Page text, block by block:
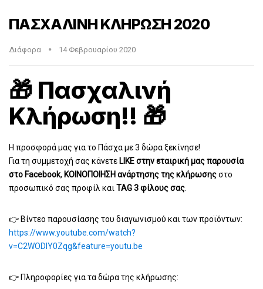
ΠΑΣΧΑΛΙΝΗ ΚΛΗΡΩΣΗ 2020
Διάφορα 14 Φεβρουαρίου 2020
🎁 Πασχαλινή
Κλήρωση!! 🎁
Η προσφορά μας για το Πάσχα με 3 δώρα ξεκίνησε!
Για τη συμμετοχή σας κάνετε LIKE στην εταιρική μας παρουσία
στο Facebook, ΚΟΙΝΟΠΟΙΗΣΗ ανάρτησης της κλήρωσηςστο
προσωπικό σας προφίλ καιTAG 3 φίλους σας.
👉 Βίντεο παρουσίασης του διαγωνισμού και των προϊόντων:
https://www.youtube.com/watch?
v=C2WODIY0Zqg&feature=youtu.be
👉 Πληροφορίες για τα δώρα της κλήρωσης: